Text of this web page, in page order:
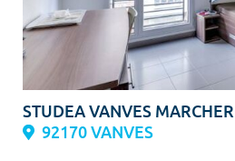
STUDEA VANVES
92170 VANVES